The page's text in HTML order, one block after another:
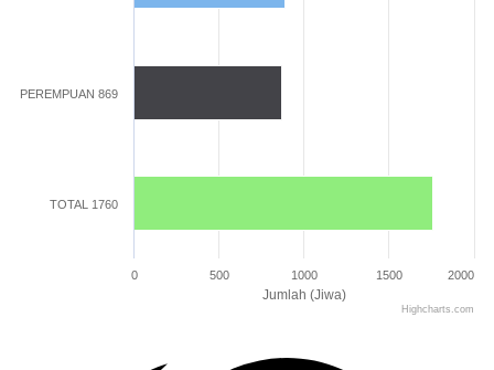
Jumlah (Jiwa)
PEREMPUAN 869
TOTAL 1760
0 500 1000 1500 2000
Highcharts.com